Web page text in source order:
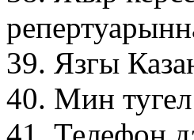
39. Язгы
40. Мин